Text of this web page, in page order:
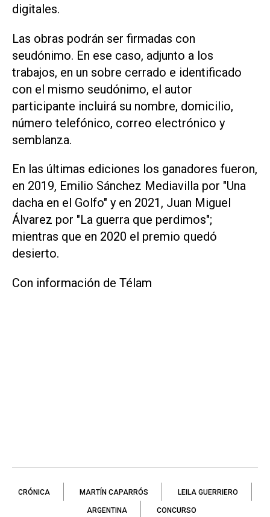
digitales.
Las obras podrán ser firmadas con
seudónimo. En ese caso, adjunto a los
trabajos, en un sobre cerrado e identificado
con el mismo seudónimo, el autor
participante incluirá su nombre, domicilio,
número telefónico, correo electrónico y
semblanza.
En las últimas ediciones los ganadores fueron,
en 2019, Emilio Sánchez Mediavilla por "Una
dacha en el Golfo" y en 2021, Juan Miguel
Álvarez por "La guerra que perdimos";
mientras que en 2020 el premio quedó
desierto.
Con información de Télam
CRÓNICA MARTÍN CAPARRÓS LEILA GUERRIERO
ARGENTINA CONCURSO